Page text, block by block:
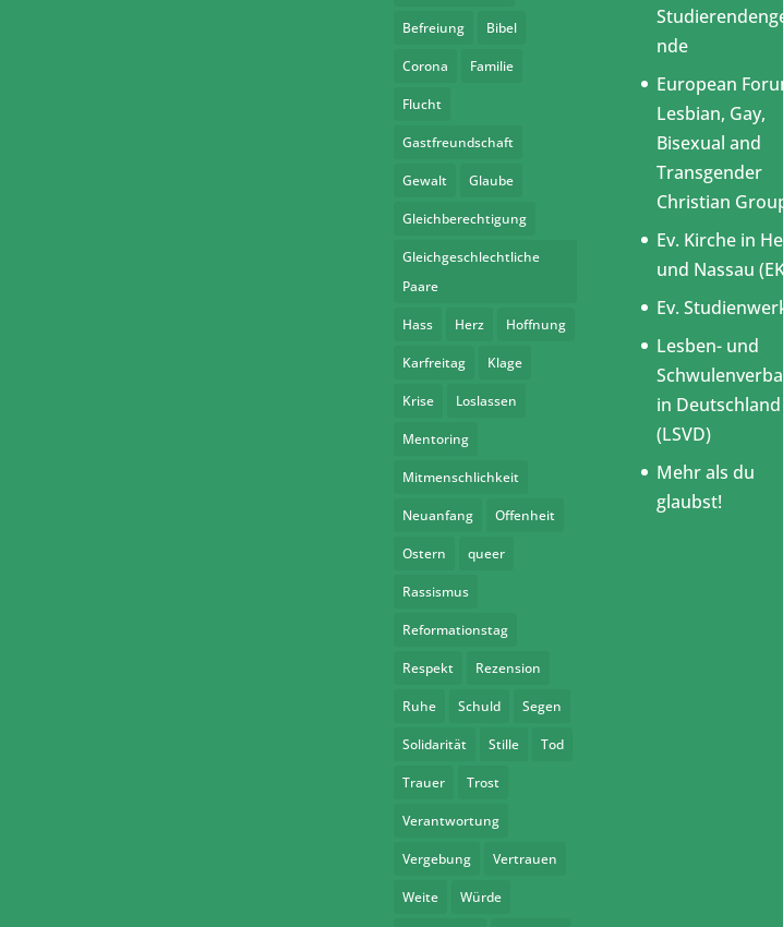
Befreiung Bibel
Corona Familie
Flucht
Gastfreundschaft
Gewalt Glaube
Gleichberechtigung
Gleichgeschlechtliche
Paare
Hass Herz Hoffnung
Karfreitag Klage
Krise Loslassen
Mentoring
Mitmenschlichkeit
Neuanfang Offenheit
Ostern queer
Rassismus
Reformationstag
Respekt Rezension
Ruhe Schuld Segen
Solidarität Stille Tod
Trauer Trost
Verantwortung
Vergebung Vertrauen
Weite Würde
nde
European
Lesbian, Gay,
Bisexual and
Transgender
Christian
Ev. Kirche in
und Nassau
Ev.
Lesben- und
in Deutschland
(LSVD)
Mehr als du
glaubst!